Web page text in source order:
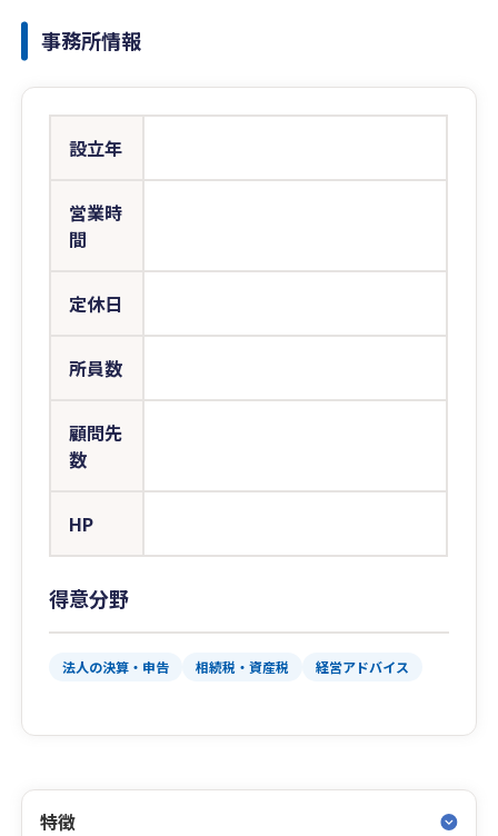
事務所情報
設立年
営業時
間
定休日
所員数
顧問先
数
HP
得意分野
法人の決算・申告 相続税・資産税 経営アドバイス
特徴